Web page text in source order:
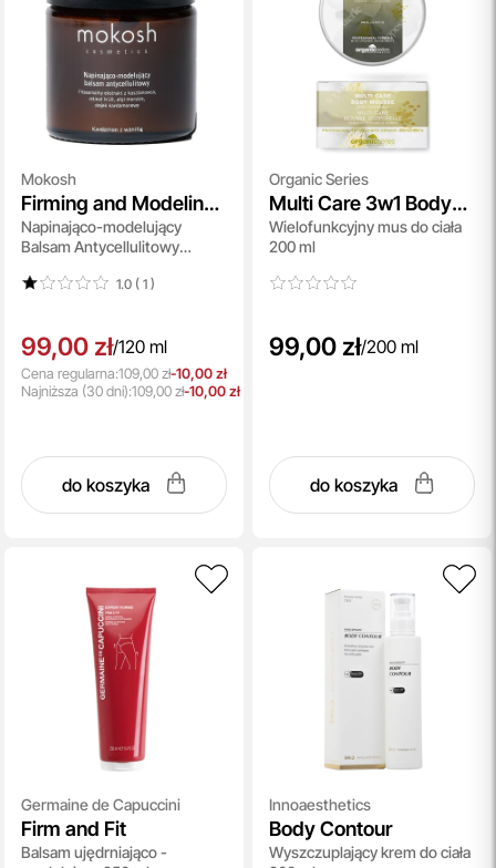
Mokosh
Firming and Modeling
Anti-Cellulite Balm
Cardamom with
Vanilla
Napinająco-modelujący
Balsam Antycellulitowy
1.0 ( 1)
99,00 zł/120 ml
Cena regularna:109,00 zł-10,00 zł
Najniższa (30 dni):109,00 zł-10,00 zł
do koszyka
Organic Series
Multi Care 3w1 Body
Mousse
Wielofunkcyjny mus do ciała
200 ml
99,00 zł/200 ml
do koszyka
Germaine de Capuccini
Firm and Fit
Balsam ujędrniająco -
Innoaesthetics
Body Contour
Wyszczuplający krem do ciała